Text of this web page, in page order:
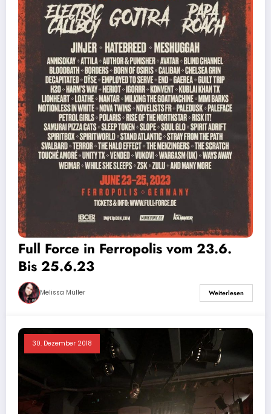
Full Force in Ferropolis vom 23.6.
Bis 25.6.23
Melissa Müller Weiterlesen
30. Dezember 2018